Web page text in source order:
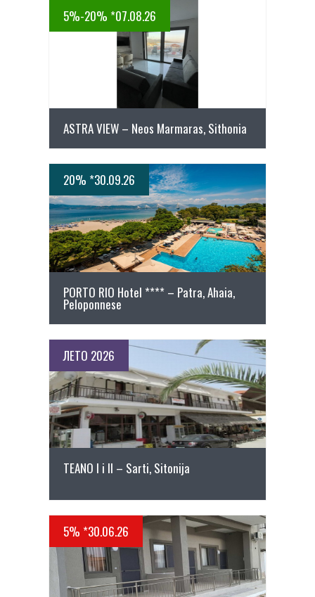
5%-20% *07.08.26
ПОВЕЌЕ ДЕТАЛИ
ASTRA VIEW – Neos Marmaras, Sithonia
20% *30.09.26
ПОВЕЌЕ ДЕТАЛИ
PORTO RIO Hotel **** – Patra, Ahaia,
Peloponnese
ЛЕТО 2026
ПОВЕЌЕ ДЕТАЛИ
TEANO I i II – Sarti, Sitonija
5% *30.06.26
ПОВЕЌЕ ДЕТАЛИ